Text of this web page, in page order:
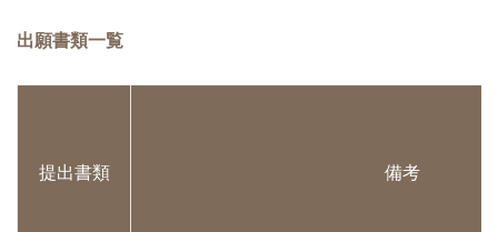
出願書類一覧
提出書類 備考